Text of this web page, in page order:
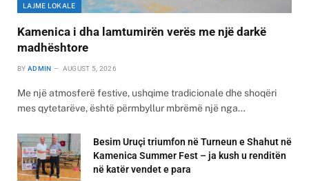
LAJME LOKALE
Kamenica i dha lamtumirën verës me një darkë
madhështore
BY ADMIN AUGUST 5, 2026
Me një atmosferë festive, ushqime tradicionale dhe shoqëri
mes qytetarëve, është përmbyllur mbrëmë një nga…
Besim Uruçi triumfon në Turneun e Shahut në
Kamenica Summer Fest – ja kush u renditën
në katër vendet e para